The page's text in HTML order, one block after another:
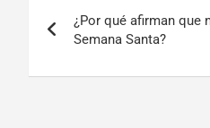
¿Por qué afirman que
Semana Santa?